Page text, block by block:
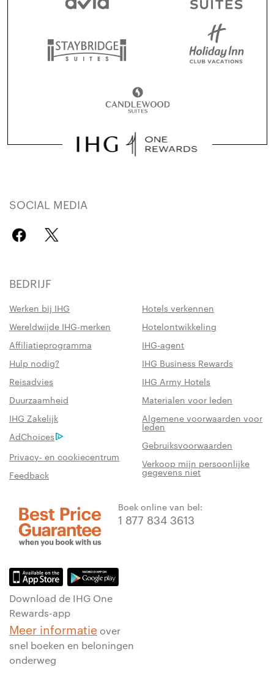
SOCIAL MEDIA
BEDRIJF
Werken bij IHG
Hotels verkennen
Wereldwijde IHG-merken
Hotelontwikkeling
Affiliatieprogramma
IHG-agent
Hulp nodig?
IHG Business Rewards
Reisadvies
IHG Army Hotels
Duurzaamheid
Materialen voor leden
IHG Zakelijk
Algemene voorwaarden voor
leden
AdChoices
Gebruiksvoorwaarden
Privacy- en cookiecentrum
Verkoop mijn persoonlijke
gegevens niet
Feedback
Boek online van bel:
1 877 834 3613
Download de IHG One
Rewards-app
Meer informatie over
snel boeken en beloningen
onderweg